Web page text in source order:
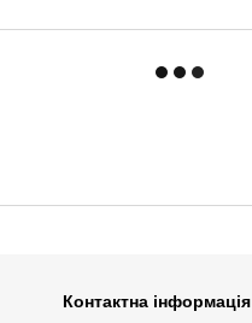
Контактна інформація